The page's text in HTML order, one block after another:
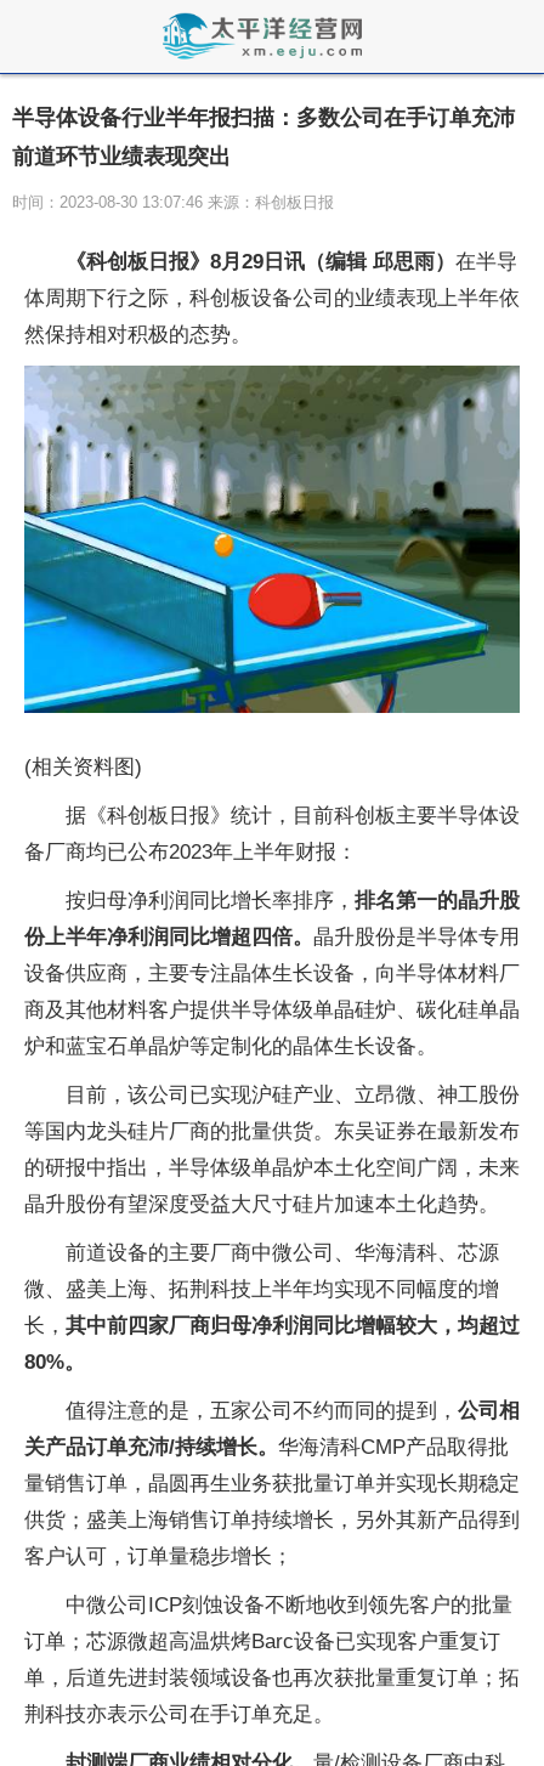
半导体设备行业半年报扫描：多数公司在手订单充沛
前道环节业绩表现突出
时间：2023-08-30 13:07:46 来源：科创板日报
《科创板日报》8月29日讯（编辑 邱思雨） 在半导
体周期下行之际，科创板设备公司的业绩表现上半年依
然保持相对积极的态势。
(相关资料图)
据《科创板日报》统计，目前科创板主要半导体设
备厂商均已公布2023年上半年财报：
按归母净利润同比增长率排序， 排名第一的晶升股
份上半年净利润同比增超四倍。 晶升股份是半导体专用
设备供应商，主要专注晶体生长设备，向半导体材料厂
商及其他材料客户提供半导体级单晶硅炉、碳化硅单晶
炉和蓝宝石单晶炉等定制化的晶体生长设备。
目前，该公司已实现沪硅产业、立昂微、神工股份
等国内龙头硅片厂商的批量供货。东吴证券在最新发布
的研报中指出，半导体级单晶炉本土化空间广阔，未来
晶升股份有望深度受益大尺寸硅片加速本土化趋势。
前道设备的主要厂商中微公司、华海清科、芯源
微、盛美上海、拓荆科技上半年均实现不同幅度的增
长， 其中前四家厂商归母净利润同比增幅较大，均超过
80%。
值得注意的是，五家公司不约而同的提到， 公司相
关产品订单充沛/持续增长。 华海清科CMP产品取得批
量销售订单，晶圆再生业务获批量订单并实现长期稳定
供货；盛美上海销售订单持续增长，另外其新产品得到
客户认可，订单量稳步增长；
中微公司ICP刻蚀设备不断地收到领先客户的批量
订单；芯源微超高温烘烤Barc设备已实现客户重复订
单，后道先进封装领域设备也再次获批量重复订单；拓
荆科技亦表示公司在手订单充足。